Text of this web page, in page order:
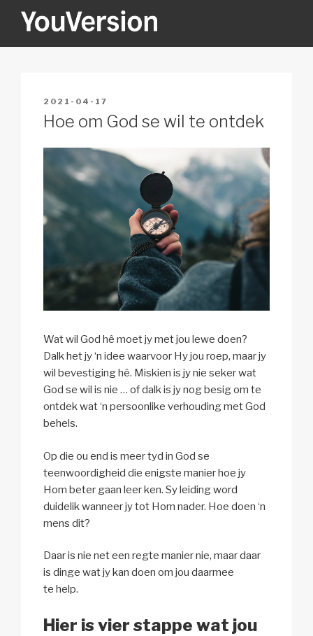
YOUVERSION
POSTED
ON
2021-04-17
Hoe om God se wil te ontdek
Wat wil God hê moet jy met jou lewe doen?
Dalk het jy ‘n idee waarvoor Hy jou roep, maar jy
wil bevestiging hê. Miskien is jy nie seker wat
God se wil is nie … of dalk is jy nog besig om te
ontdek wat ‘n persoonlike verhouding met God
behels.
Op die ou end is meer tyd in God se
teenwoordigheid die enigste manier hoe jy
Hom beter gaan leer ken. Sy leiding word
duidelik wanneer jy tot Hom nader. Hoe doen ‘n
mens dit?
Daar is nie net een regte manier nie, maar daar
is dinge wat jy kan doen om jou daarmee
te help.
Hier is vier stappe wat jou